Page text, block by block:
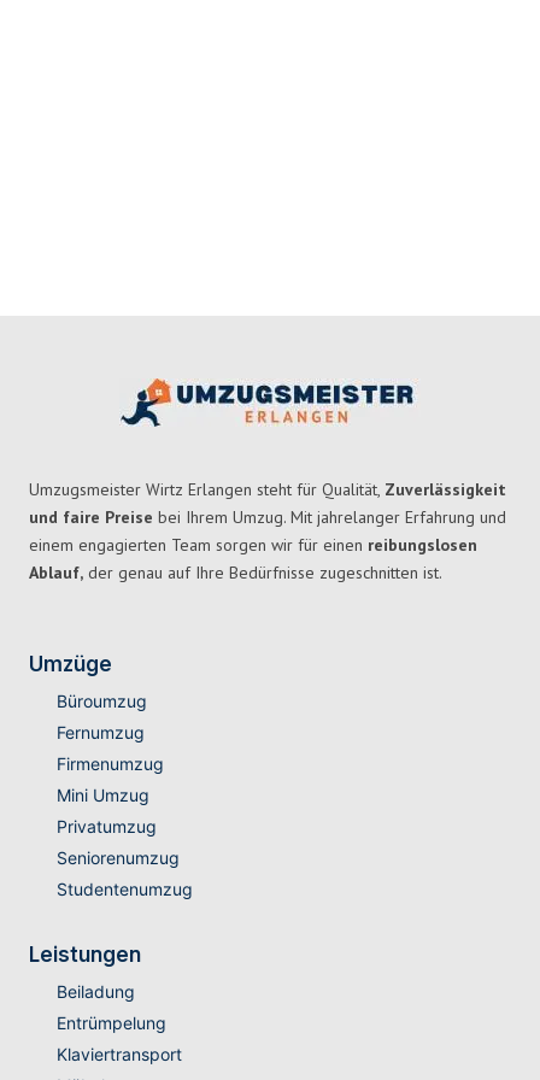
Umzugsmeister Wirtz Erlangen steht für Qualität, Zuverlässigkeit
und faire Preise bei Ihrem Umzug. Mit jahrelanger Erfahrung und
einem engagierten Team sorgen wir für einen reibungslosen
Ablauf, der genau auf Ihre Bedürfnisse zugeschnitten ist.
Umzüge
Büroumzug
Fernumzug
Firmenumzug
Mini Umzug
Privatumzug
Seniorenumzug
Studentenumzug
Leistungen
Beiladung
Entrümpelung
Klaviertransport